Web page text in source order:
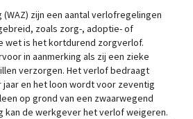
zijn een aantal verlofregelingen
zoals zorg-, adoptie- of
wet is het kortdurend zorgverlof.
in aanmerking als zij een zieke
verzorgen. Het verlof bedraagt
jaar en het loon wordt voor zeventig
op grond van een zwaarwegend
kan de werkgever het verlof weigeren.